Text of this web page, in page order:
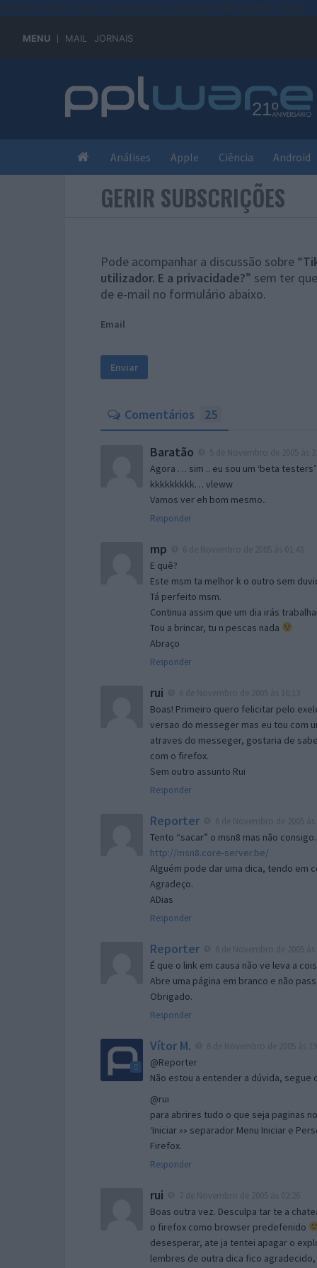
MENU MAIL JORNAIS
Análises Apple Ciência Android
GERIR SUBSCRIÇÕES
Pode acompanhar a discussão sobre “
utilizador. E a privacidade?” sem ter
de e-mail no formulário abaixo.
Email
Comentários 25
Baratão
Agora … sim .. eu sou um ‘beta testers’
kkkkkkkkk… vleww
Vamos ver eh bom mesmo..
Responder
mp
E quê?
Este msm ta melhor k o outro sem
Tá perfeito msm.
Continua assim que um dia irás
Tou a brincar, tu n pescas nada
Abraço
Responder
rui
Boas! Primeiro quero felicitar pelo
versao do messeger mas eu tou com
atraves do messeger, gostaria de
com o firefox.
Sem outro assunto Rui
Responder
Reporter
Tento “sacar” o msn8 mas não
http://msn8.core-server.be/
Alguém pode dar uma dica, tendo em
Agradeço.
ADias
Responder
Reporter
É que o link em causa não ve leva a
Abre uma página em branco e não
Obrigado.
Responder
Vítor M.
@Reporter
Não estou a entender a dúvida,
@rui
para abrires tudo o que seja paginas
‘Iniciar »» separador Menu Iniciar e
Firefox.
Responder
rui
Boas outra vez. Desculpa tar te a
o firefox como browser predefenido
desesperar, ate ja tentei apagar o
lembres de outra dica fico